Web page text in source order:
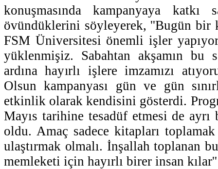
konuşmasında kampanyaya katkı
övündüklerini söyleyerek, ''Bugün bir
FSM Üniversitesi önemli işler
yüklenmişiz. Sabahtan akşamın bu
ardına hayırlı işlere imzamızı
Olsun kampanyası gün ve gün
etkinlik olarak kendisini gösterdi.
Mayıs tarihine tesadüf etmesi de
oldu. Amaç sadece kitapları
ulaştırmak olmalı. İnşallah toplanan
memleketi için hayırlı birer insan